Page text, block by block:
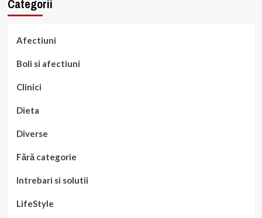
Categorii
Afectiuni
Boli si afectiuni
Clinici
Dieta
Diverse
Fără categorie
Intrebari si solutii
LifeStyle